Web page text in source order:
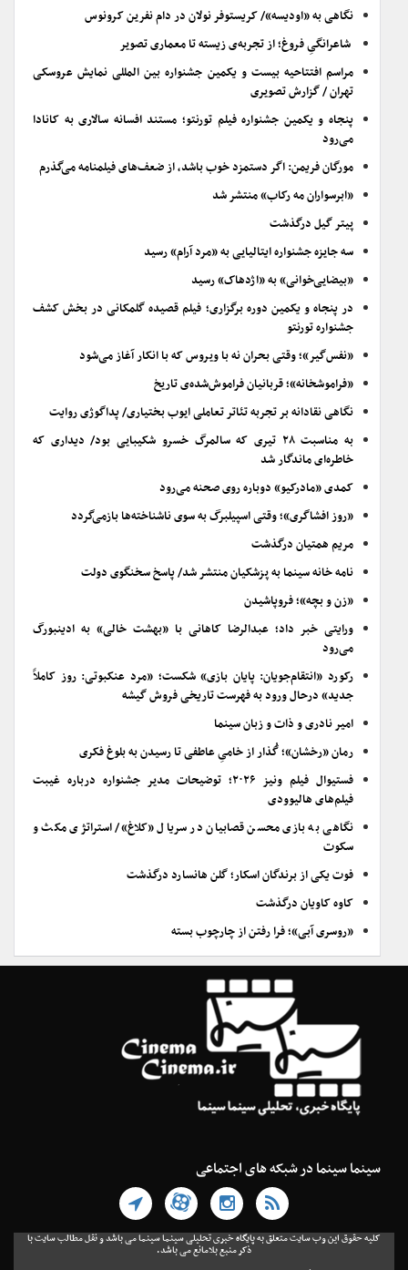
نگاهی به «اودیسه»/ کریستوفر نولان در دام نفرین کرونوس
شاعرانگیِ فروغ؛ از تجربه‌ی زیسته تا معماری تصویر
مراسم افتتاحیه بیست و یکمین جشنواره بین المللی نمایش عروسکی
تهران / گزارش تصویری
پنجاه و یکمین جشنواره فیلم تورنتو؛ مستند افسانه سالاری به کانادا
می‌رود
مورگان فریمن: اگر دستمزد خوب باشد، از ضعف‌های فیلمنامه می‌گذرم
«ابرسواران مه رکاب» منتشر شد
پیتر گیل درگذشت
سه جایزه جشنواره ایتالیایی به «مرد آرام» رسید
«بیضایی‌خوانی» به «اژدهاک» رسید
در پنجاه و یکمین دوره برگزاری؛ فیلم قصیده گلمکانی در بخش کشف
جشنواره تورنتو
«نفس‌گیر»؛ وقتی بحران نه با ویروس که با انکار آغاز می‌شود
«فراموشخانه»؛ قربانیان فراموش‌شده‌ی تاریخ
نگاهی نقادانه بر تجربه تئاتر تعاملی ایوب بختیاری/ پداگوژی روایت
به مناسبت ۲۸ تیری که سالمرگ خسرو شکیبایی بود/ دیداری که
خاطره‌ای ماندگار شد
کمدی «مادرکیو» دوباره روی صحنه می‌رود
«روز افشاگری»؛ وقتی اسپیلبرگ به سوی ناشناخته‌ها بازمی‌گردد
مریم همتیان درگذشت
نامه خانه سینما به پزشکیان منتشر شد/ پاسخ سخنگوی دولت
«زن و بچه»؛ فروپاشیدن
ورایتی خبر داد؛ عبدالرضا کاهانی با «بهشت خالی» به ادینبورگ
می‌رود
رکورد «انتقام‌جویان: پایان بازی» شکست؛ «مرد عنکبوتی: روز کاملاً
جدید» درحال ورود به فهرست تاریخی فروش گیشه
امیر نادری و ذات و زبان سینما
رمان «رخشان»؛ گُذار از خامیِ عاطفی تا رسیدن به بلوغ فکری
فستیوال فیلم ونیز ۲۰۲۶؛ توضیحات مدیر جشنواره درباره غیبت
فیلم‌های هالیوودی
نگاهی به بازی محسن قصابیان در سریال «کلاغ»/ استراتژی مکث و
سکوت
فوت یکی از برندگان اسکار؛ گلن هانسارد درگذشت
کاوه کاویان درگذشت
«روسری آبی»؛ فرا رفتن از چارچوب بسته
سینما سینما در شبکه های اجتماعی
کلیه حقوق این وب سایت متعلق به پایگاه خبری تحلیلی سینما سینما می باشد و نقل مطالب سایت با
ذکر منبع بلامانع می باشد.